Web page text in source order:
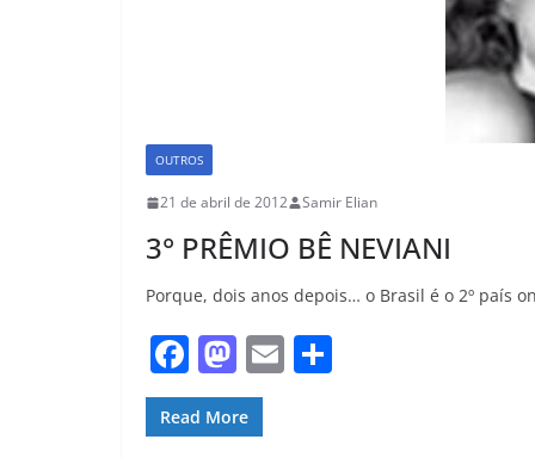
OUTROS
21 de abril de 2012 Samir Elian
3° PRÊMIO BÊ NEVIANI
Porque, dois anos depois… o Brasil é o 2º país
F
a
c
M
a
st
E
Read More